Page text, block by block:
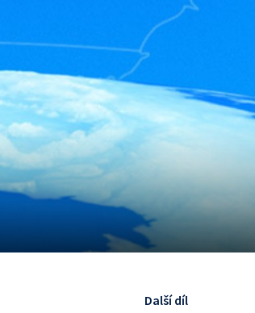
Další díl